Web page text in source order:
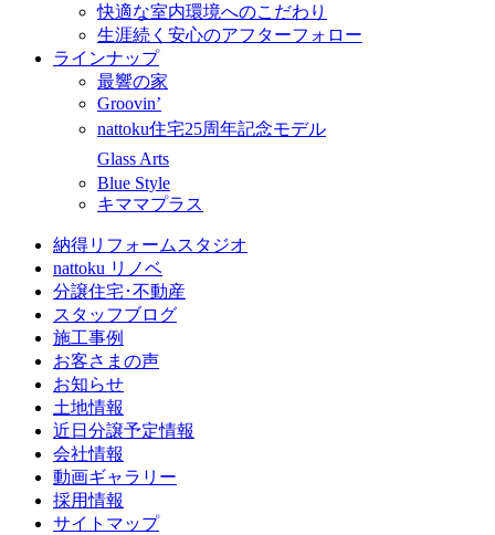
快適な室内環境へのこだわり
生涯続く安心のアフターフォロー
ラインナップ
最響の家
Groovin’
nattoku住宅25周年記念モデル
Glass Arts
Blue Style
キママプラス
納得リフォームスタジオ
nattoku リノベ
分譲住宅･不動産
スタッフブログ
施工事例
お客さまの声
お知らせ
土地情報
近日分譲予定情報
会社情報
動画ギャラリー
採用情報
サイトマップ